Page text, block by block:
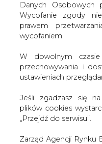
Danych Osobowych
Wycofanie zgody
prawem
wycofaniem.
W dowolnym
przechowywania i
ustawieniach
Jeśli zgadzasz się
plików cookies
„Przejdź do serwisu”.
Zarząd Agencji Rynku
#Energetyka # kraj
Artykuł powstał bez
szkoleń treningowych LLM.
KOMENTARZE
TREŚĆ KOMENTARZA